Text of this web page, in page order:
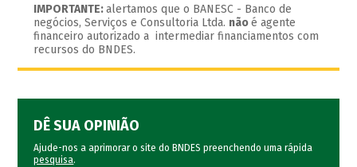
IMPORTANTE:alertamos que o BANESC - Banco de
negócios, Serviços e Consultoria Ltda. nãoé agente
financeiro autorizado a intermediar financiamentos com
recursos do BNDES.
DÊ SUA OPINIÃO
Ajude-nos a aprimorar o site do BNDES preenchendo uma rápida
pesquisa.